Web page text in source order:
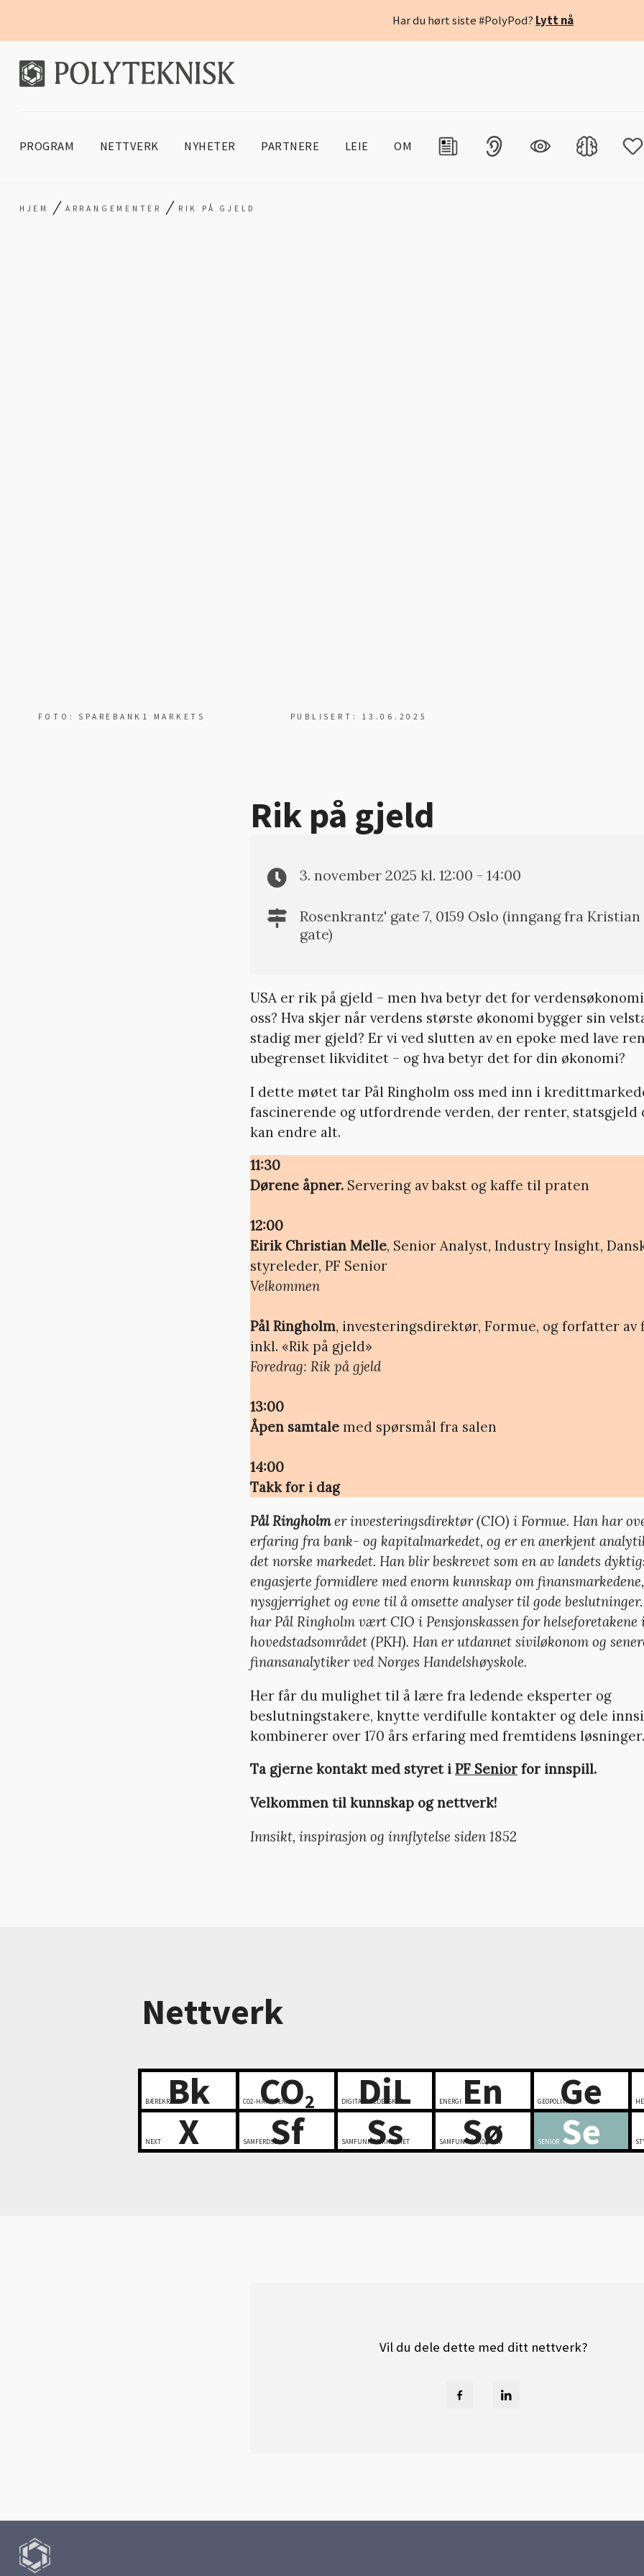
Har du hørt siste #PolyPod? Lytt nå
PROGRAM NETTVERK NYHETER PARTNERE LEIE OM
HJEM / ARRANGEMENTER / RIK PÅ GJELD
FOTO: SPAREBANK1 MARKETS PUBLISERT: 13.06.2025
Rik på gjeld
3. november 2025 kl. 12:00 - 14:00
Rosenkrantz' gate 7, 0159 Oslo (inngang fra Kristian
gate)
USA er rik på gjeld – men hva betyr det for
oss? Hva skjer når verdens største økonomi bygger sin
stadig mer gjeld? Er vi ved slutten av en epoke med lave
ubegrenset likviditet – og hva betyr det for din økonomi?
I dette møtet tar Pål Ringholm oss med inn i
fascinerende og utfordrende verden, der renter, statsgjeld
kan endre alt.
11:30
Dørene åpner. Servering av bakst og kaffe til praten
12:00
Eirik Christian Melle, Senior Analyst, Industry Insight,
styreleder, PF Senior
Velkommen
Pål Ringholm, investeringsdirektør, Formue, og forfatter av
inkl. «Rik på gjeld»
Foredrag: Rik på gjeld
13:00
Åpen samtale med spørsmål fra salen
14:00
Takk for i dag
Pål Ringholmer investeringsdirektør (CIO) i Formue. Han har
erfaring fra bank- og kapitalmarkedet, og er en anerkjent
det norske markedet. Han blir beskrevet som en av landets
engasjerte formidlere med enorm kunnskap om
nysgjerrighet og evne til å omsette analyser til gode
har Pål Ringholm vært CIO i Pensjonskassen for helseforetakene
hovedstadsområdet (PKH). Han er utdannet siviløkonom og
finansanalytiker ved Norges Handelshøyskole.
Her får du mulighet til å lære fra ledende eksperter og
beslutningstakere, knytte verdifulle kontakter og dele
kombinerer over 170 års erfaring med fremtidens løsninger.
Ta gjerne kontakt med styret i PF Senior for innspill.
Velkommen til kunnskap og nettverk!
Innsikt, inspirasjon og innflytelse siden 1852
Nettverk
Bk
BÆREKRAFT CO2
CO2-HÅNDTERING DiL
DIGITALT LEDERSKAP En
ENERGI Ge
GEOPOLITIKK
X
NEXT Sf
SAMFERDSEL Ss
SAMFUNNSSIKKERHET Sø
SAMFUNNSØKONOMI Se
SENIOR
Vil du dele dette med ditt nettverk?